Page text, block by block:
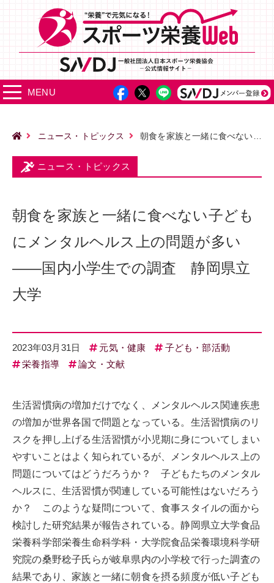
MENU
ニュース・トピックス 朝食を家族と一緒に食べない子どもにメンタルヘルス上の問題が多い――国内小学生での調査 静岡県立大学
ニュース・トピックス
朝食を家族と一緒に食べない子ども
にメンタルヘルス上の問題が多い
――国内小学生での調査 静岡県立
大学
2023年03月31日 元気・健康
子ども・部活動
栄養指導
論文・文献
生活習慣病の増加だけでなく、メンタルヘルス関連疾患
の増加が世界各国で問題となっている。生活習慣病のリ
スクを押し上げる生活習慣が小児期に身についてしまい
やすいことはよく知られているが、メンタルヘルス上の
問題についてはどうだろうか？ 子どもたちのメンタル
ヘルスに、生活習慣が関連している可能性はないだろう
か？ このような疑問について、食事スタイルの面から
検討した研究結果が報告されている。静岡県立大学食品
栄養科学部栄養生命科学科・大学院食品栄養環境科学研
究院の桑野稔子氏らが岐阜県内の小学校で行った調査の
結果であり、家族と一緒に朝食を摂る頻度が低い子ども